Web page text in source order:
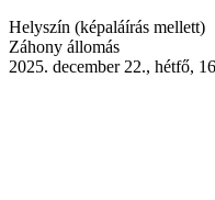
Helyszín (képaláírás mellett)
Záhony állomás
2025. december 22., hétfő,